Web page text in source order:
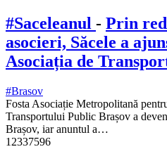
#Saceleanul - Prin
asocieri, Săcele a
Asociația de
#Brasov
Fosta Asociație Metropolitană
Transportului Public Brașov a
Brașov, iar anuntul a…
12337596